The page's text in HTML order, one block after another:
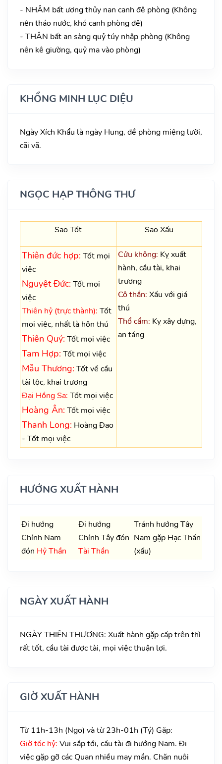
- NHÂM bất ương thủy nan canh đê phòng (Không
nên tháo nước, khó canh phòng đê)
- THÂN bất an sàng quỷ túy nhập phòng (Không
nên kê giường, quỷ ma vào phòng)
KHỔNG MINH LỤC DIỆU
Ngày Xích Khẩu là ngày Hung, đề phòng miệng lưỡi,
cãi vã.
NGỌC HẠP THÔNG THƯ
Sao Tốt Sao Xấu
Thiên đức hợp: Tốt mọi
việc
Nguyệt Đức: Tốt mọi
việc
Thiên hỷ (trực thành): Tốt
mọi việc, nhất là hôn thú
Thiên Quý: Tốt mọi việc
Tam Hợp: Tốt mọi việc
Mẫu Thương: Tốt về cầu
tài lộc, khai trương
Đại Hồng Sa: Tốt mọi việc
Hoàng Ân: Tốt mọi việc
Thanh Long: Hoàng Đạo
- Tốt mọi việc
Cửu không: Kỵ xuất
hành, cầu tài, khai
trương
Cô thần: Xấu với giá
thú
Thổ cẩm: Kỵ xây dựng,
an táng
HƯỚNG XUẤT HÀNH
Đi hướng
Chính Nam
đón Hỷ Thần
Đi hướng
Chính Tây đón
Tài Thần
Tránh hướng Tây
Nam gặp Hạc Thần
(xấu)
NGÀY XUẤT HÀNH
NGÀY THIÊN THƯƠNG: Xuất hành gặp cấp trên thì
rất tốt, cầu tài được tài, mọi việc thuận lợi.
GIỜ XUẤT HÀNH
Từ 11h-13h (Ngọ) và từ 23h-01h (Tý) Gặp:
Giờ tốc hỷ: Vui sắp tới, cầu tài đi hướng Nam. Đi
việc gặp gỡ các Quan nhiều may mắn. Chăn nuôi